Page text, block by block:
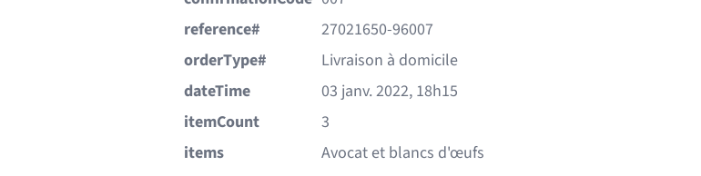
reference#
27021650-96007
orderType#
Livraison à domicile
dateTime
03 janv. 2022, 18h15
itemCount
3
items
Avocat et blancs d'œufs